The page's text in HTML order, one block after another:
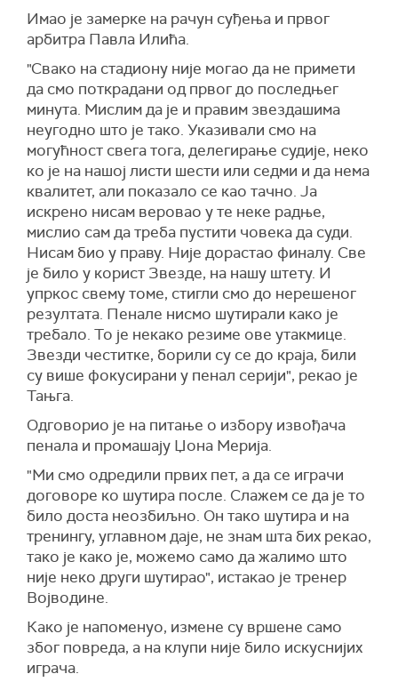
Имао је замерке на рачун суђења и првог
арбитра Павла Илића.
"Свако на стадиону није могао да не примети
да смо поткрадани од првог до последњег
минута. Мислим да је и правим звездашима
неугодно што је тако. Указивали смо на
могућност свега тога, делегирање судије, неко
ко је на нашој листи шести или седми и да нема
квалитет, али показало се као тачно. Ја
искрено нисам веровао у те неке радње,
мислио сам да треба пустити човека да суди.
Нисам био у праву. Није дорастао финалу. Све
је било у корист Звезде, на нашу штету. И
упркос свему томе, стигли смо до нерешеног
резултата. Пенале нисмо шутирали како је
требало. То је некако резиме ове утакмице.
Звезди честитке, борили су се до краја, били
су више фокусирани у пенал серији", рекао је
Тањга.
Одговорио је на питање о избору извођача
пенала и промашају Џона Мерија.
"Ми смо одредили првих пет, а да се играчи
договоре ко шутира после. Слажем се да је то
било доста неозбиљно. Он тако шутира и на
тренингу, углавном даје, не знам шта бих рекао,
тако је како је, можемо само да жалимо што
није неко други шутирао", истакао је тренер
Војводине.
Како је напоменуо, измене су вршене само
због повреда, а на клупи није било искуснијих
играча.